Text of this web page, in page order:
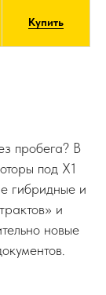
Купить
пробега? В
под X1
гибридные и
и
новые